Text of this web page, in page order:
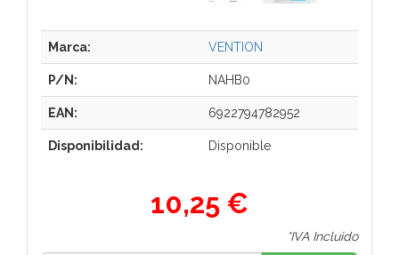
Marca: VENTION
P/N: NAHB0
EAN: 6922794782952
Disponibilidad: Disponible
10,25 €
*IVA Incluido